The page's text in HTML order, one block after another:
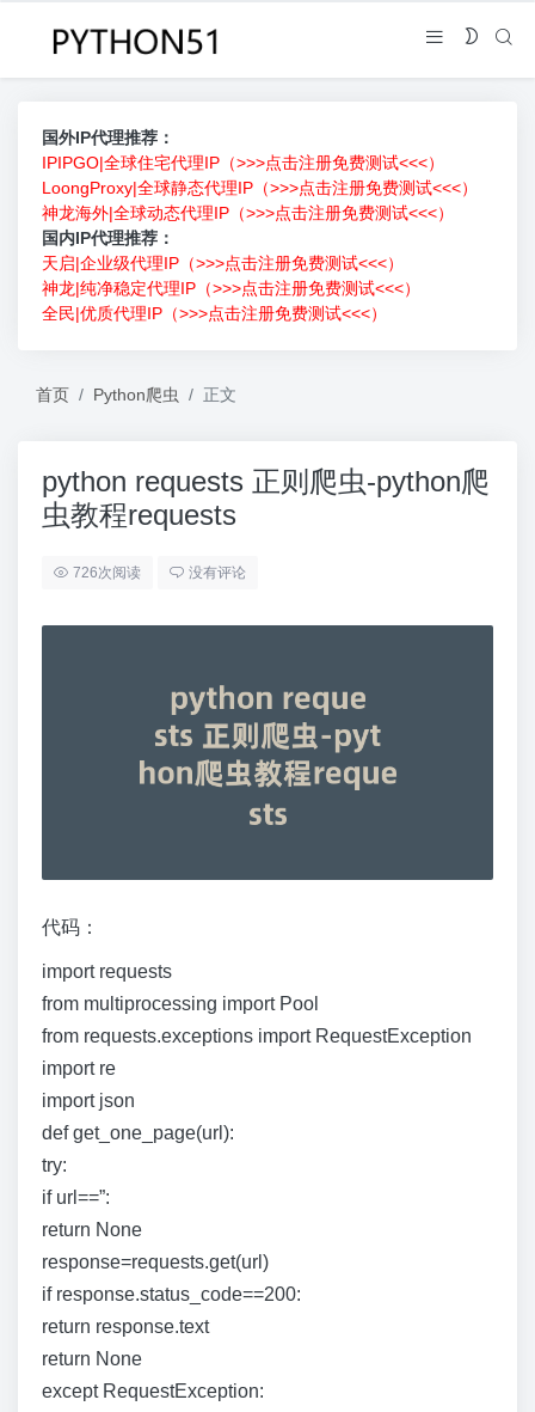
国外IP代理推荐：
IPIPGO|全球住宅代理IP（>>>点击注册免费测试<<<）
LoongProxy|全球静态代理IP（>>>点击注册免费测试<<<）
神龙海外|全球动态代理IP（>>>点击注册免费测试<<<）
国内IP代理推荐：
天启|企业级代理IP（>>>点击注册免费测试<<<）
神龙|纯净稳定代理IP（>>>点击注册免费测试<<<）
全民|优质代理IP（>>>点击注册免费测试<<<）
首页 Python爬虫 正文
python requests 正则爬虫-python爬
虫教程requests
726次阅读 没有评论
代码：
import requests
from multiprocessing import Pool
from requests.exceptions import RequestException
import re
import json
def get_one_page(url):
try:
if url==”:
return None
response=requests.get(url)
if response.status_code==200:
return response.text
return None
except RequestException: